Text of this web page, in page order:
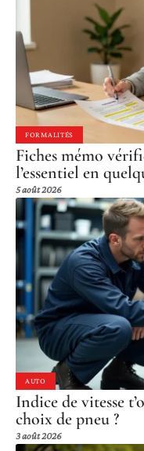
FORMALITÉS
Fiches mémo
l’essentiel en
5 août 2026
AUTO
Indice de vitesse
choix de pneu ?
3 août 2026